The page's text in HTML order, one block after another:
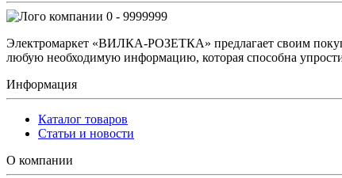
0 - 9999999
Электромаркет «ВИЛКА-РОЗЕТКА» предлагает своим
любую необходимую информацию, которая способна
Информация
Каталог товаров
Статьи и новости
О компании